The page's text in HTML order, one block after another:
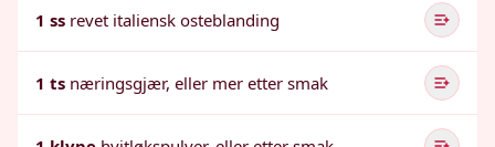
1 ss revet italiensk osteblanding
1 ts næringsgjær, eller mer etter smak